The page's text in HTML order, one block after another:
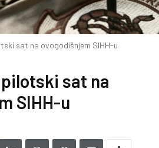
sat na ovogodišnjem SIHH-u
sat na
SIHH-u